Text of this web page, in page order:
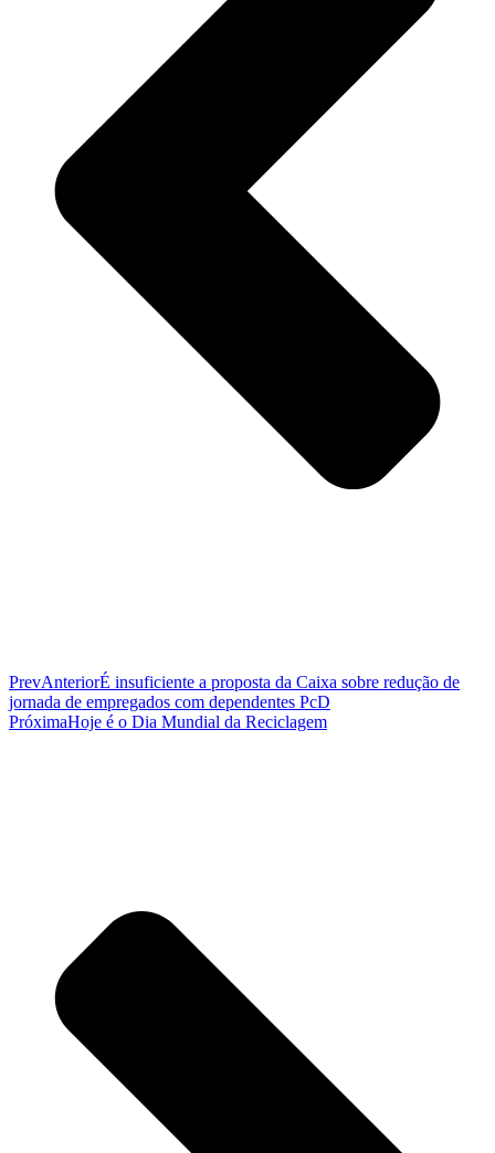
PrevAnteriorÉ insuficiente a proposta da Caixa sobre redução de
jornada de empregados com dependentes PcD
PróximaHoje é o Dia Mundial da Reciclagem